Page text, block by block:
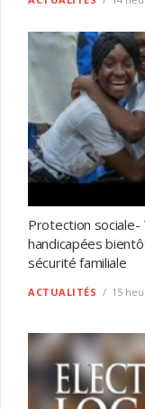
Protection sociale-
handicapées
sécurité familiale
ACTUALITÉS 15